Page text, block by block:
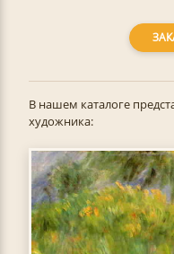
В нашем каталоге
художника: